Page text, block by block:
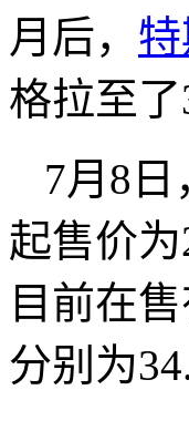
月后，
格拉至了
7月8
起售价
目前在
分别为